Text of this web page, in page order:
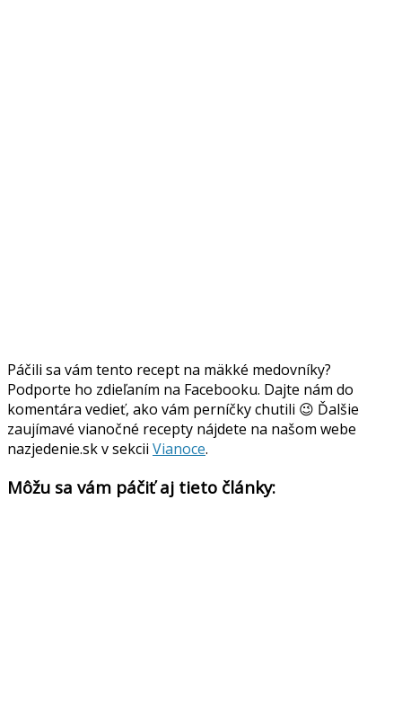
Páčili sa vám tento recept na mäkké medovníky?
Podporte ho zdieľaním na Facebooku. Dajte nám do
komentára vedieť, ako vám perníčky chutili 😉 Ďalšie
zaujímavé vianočné recepty nájdete na našom webe
nazjedenie.sk v sekcii Vianoce.
Môžu sa vám páčiť aj tieto články: